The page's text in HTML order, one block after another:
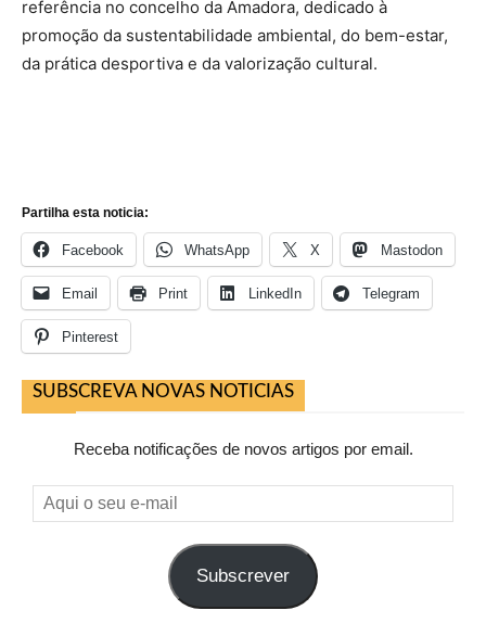
referência no concelho da Amadora, dedicado à
promoção da sustentabilidade ambiental, do bem-estar,
da prática desportiva e da valorização cultural.
Partilha esta noticia:
Facebook WhatsApp X Mastodon
Email Print LinkedIn Telegram
Pinterest
SUBSCREVA NOVAS NOTICIAS
Receba notificações de novos artigos por email.
Aqui
o
Subscrever